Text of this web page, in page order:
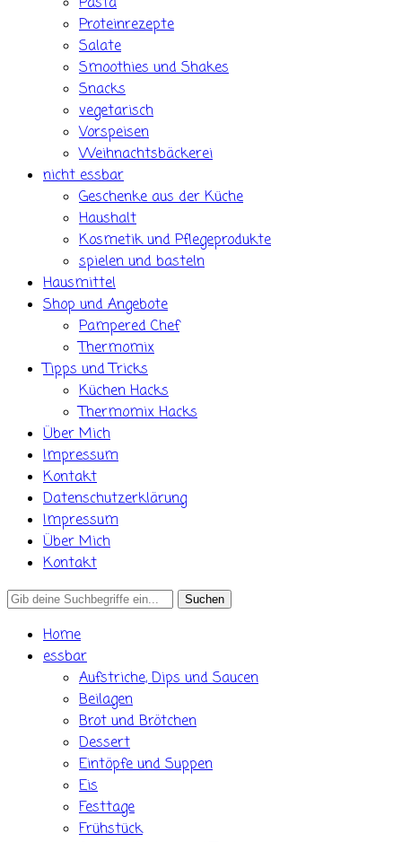
Proteinrezepte
Salate
Smoothies und Shakes
Snacks
vegetarisch
Vorspeisen
Weihnachtsbäckerei
nicht essbar
Geschenke aus der Küche
Haushalt
Kosmetik und Pflegeprodukte
spielen und basteln
Hausmittel
Shop und Angebote
Pampered Chef
Thermomix
Tipps und Tricks
Küchen Hacks
Thermomix Hacks
Über Mich
Impressum
Kontakt
Datenschutzerklärung
Impressum
Über Mich
Kontakt
Search
Home
essbar
Aufstriche, Dips und Saucen
Beilagen
Brot und Brötchen
Dessert
Eintöpfe und Suppen
Eis
Festtage
Frühstück